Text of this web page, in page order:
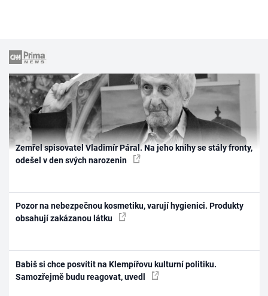
Zemřel spisovatel Vladimír Páral. Na jeho knihy se stály fronty,
odešel v den svých narozenin
Pozor na nebezpečnou kosmetiku, varují hygienici. Produkty
obsahují zakázanou látku
Babiš si chce posvítit na Klempířovu kulturní politiku.
Samozřejmě budu reagovat, uvedl